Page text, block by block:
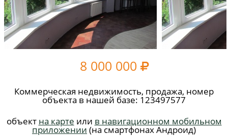
8 000 000 
Коммерческая недвижимость, продажа, номер
объекта в нашей базе: 123497577
объект на карте или в навигационном мобильном
приложении (на смартфонах Андроид)